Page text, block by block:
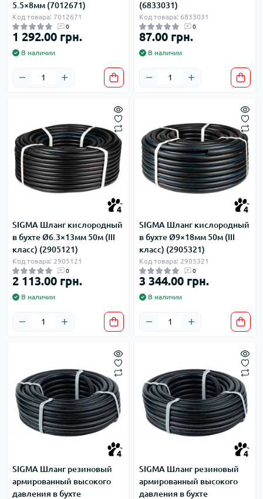
5.5×8мм (7012671)
Код товара: 7012671
0
1 292.00 грн.
В наличии
(6833031)
Код товара: 6833031
0
87.00 грн.
В наличии
4
SIGMA Шланг кислородный
в бухте Ø6.3×13мм 50м (III
класс) (2905121)
Код товара: 2905121
0
2 113.00 грн.
В наличии
4
SIGMA Шланг кислородный
в бухте Ø9×18мм 50м (III
класс) (2905321)
Код товара: 2905321
0
3 344.00 грн.
В наличии
4
SIGMA Шланг резиновый
армированный высокого
давления в бухте
4
SIGMA Шланг резиновый
армированный высокого
давления в бухте